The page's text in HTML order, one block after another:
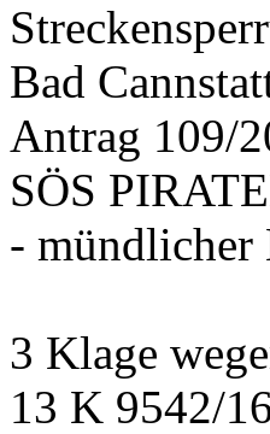
Bad
Antrag 109/
SÖS
- mündlicher
3 Klage
13 K 9542/